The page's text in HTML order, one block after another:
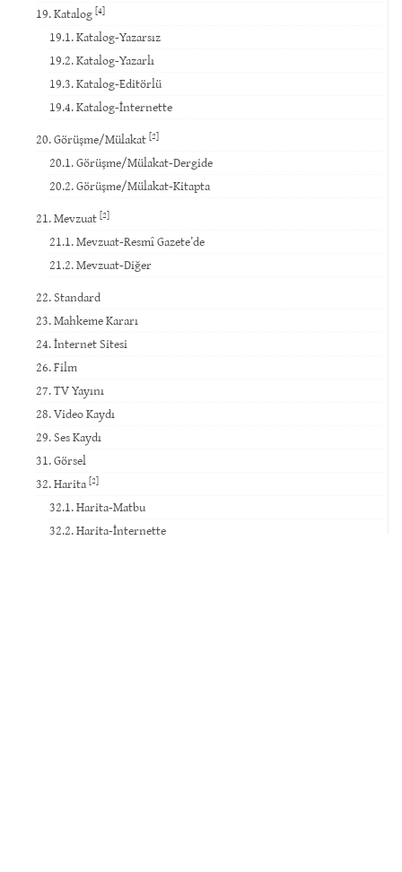
19. Katalog [4]
19.1. Katalog-Yazarsız
19.2. Katalog-Yazarlı
19.3. Katalog-Editörlü
19.4. Katalog-İnternette
20. Görüşme/Mülakat [2]
20.1. Görüşme/Mülakat-Dergide
20.2. Görüşme/Mülakat-Kitapta
21. Mevzuat [2]
21.1. Mevzuat-Resmî Gazete’de
21.2. Mevzuat-Diğer
22. Standard
23. Mahkeme Kararı
24. İnternet Sitesi
26. Film
27. TV Yayını
28. Video Kaydı
29. Ses Kaydı
31. Görsel
32. Harita [2]
32.1. Harita-Matbu
32.2. Harita-İnternette